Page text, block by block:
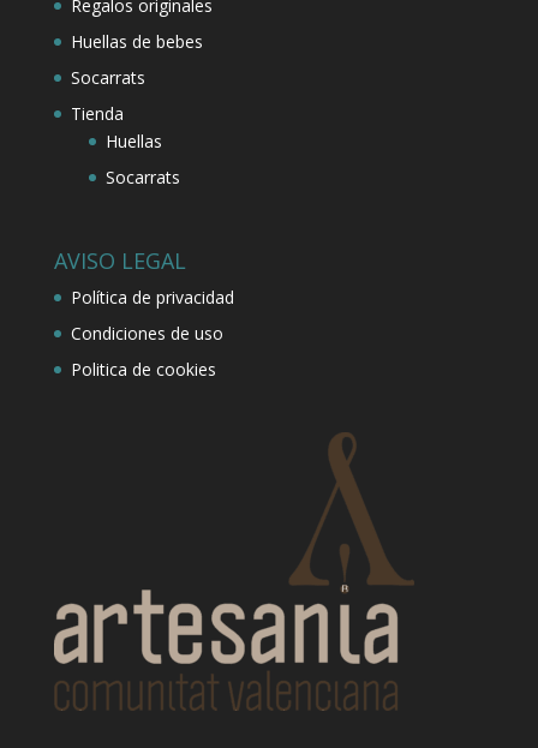
Regalos originales
Huellas de bebes
Socarrats
Tienda
Huellas
Socarrats
AVISO LEGAL
Política de privacidad
Condiciones de uso
Politica de cookies